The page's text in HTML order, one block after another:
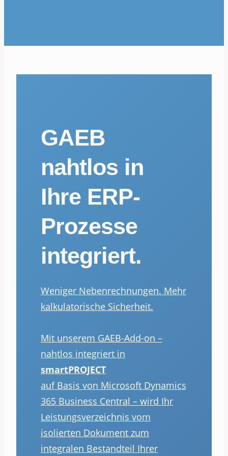
GAEB
nahtlos in
Ihre ERP-
Prozesse
integriert.
Weniger Nebenrechnungen. Mehr
kalkulatorische Sicherheit.
Mit unserem GAEB-Add-on –
nahtlos integriert in
smartPROJECT
auf Basis von Microsoft Dynamics
365 Business Central – wird Ihr
Leistungsverzeichnis vom
isolierten Dokument zum
integralen Bestandteil Ihrer